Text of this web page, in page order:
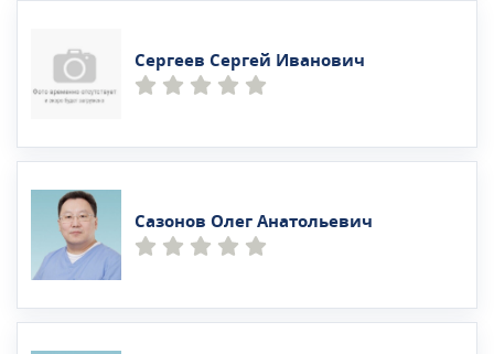
Сергеев Сергей Иванович
Сазонов Олег Анатольевич